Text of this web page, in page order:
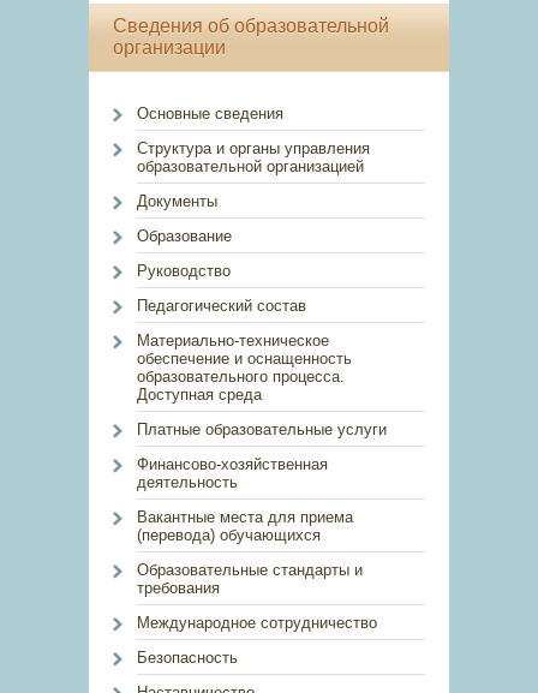
Сведения об образовательной
организации
Основные сведения
Структура и органы управления
образовательной организацией
Документы
Образование
Руководство
Педагогический состав
Материально-техническое
обеспечение и оснащенность
образовательного процесса.
Доступная среда
Платные образовательные услуги
Финансово-хозяйственная
деятельность
Вакантные места для приема
(перевода) обучающихся
Образовательные стандарты и
требования
Международное сотрудничество
Безопасность